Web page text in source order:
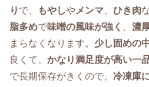
り で、 もやしやメンマ ひき肉
脂多めで味噌の風味が強く 濃
まらなくなります。 少し固めの
良くて、 かなり満足度が高い一
で長期保存がきくので、 冷凍庫